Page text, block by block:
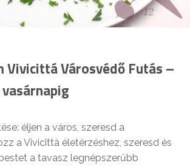
Vivicittá Városvédő Futás –
éljen a város, szeresd a
a Vivicittá életérzéshez, szeresd és
a tavasz legnépszerűbb